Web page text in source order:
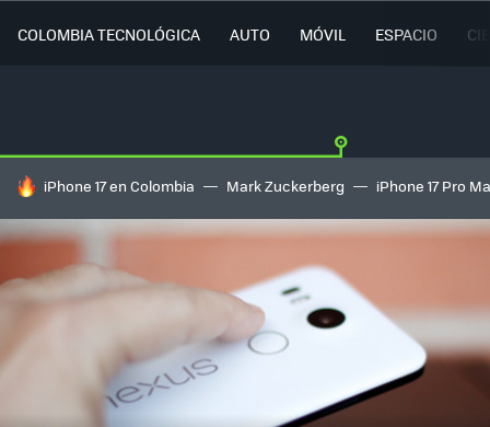
COLOMBIA TECNOLÓGICA AUTO MÓVIL ESPACIO
HOY SE HABLA DE
iPhone 17 en Colombia Mark Zuckerberg iPhone 17 Pro